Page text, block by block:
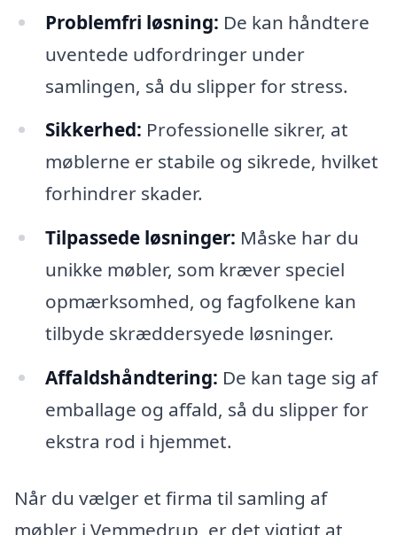
Problemfri løsning: De kan håndtere
uventede udfordringer under
samlingen, så du slipper for stress.
Sikkerhed: Professionelle sikrer, at
møblerne er stabile og sikrede, hvilket
forhindrer skader.
Tilpassede løsninger: Måske har du
unikke møbler, som kræver speciel
opmærksomhed, og fagfolkene kan
tilbyde skræddersyede løsninger.
Affaldshåndtering: De kan tage sig af
emballage og affald, så du slipper for
ekstra rod i hjemmet.
Når du vælger et firma til samling af
møbler i Vemmedrup, er det vigtigt at